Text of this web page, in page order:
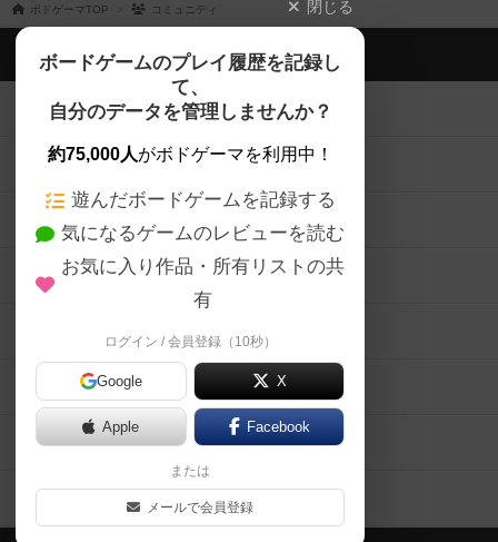
ボドゲーマTOP コミュニティ 閉じる
ボードゲームのプレイ履歴を記録し
て、
自分のデータを管理しませんか？
約75,000人がボドゲーマを利用中！
遊んだボードゲームを記録する
気になるゲームのレビューを読む
お気に入り作品・所有リストの共
有
ログイン / 会員登録（10秒）
Google X
Apple Facebook
または
メールで会員登録
ボドゲーマTOP
ボードゲームを検索する
ボードゲームの新着レビュー
ボードゲーム会情報
メカニクス特集
掲示板・トピックス
ボドとも・会員一覧
ボードゲーム業界コラム
ボドゲーマご利用案内